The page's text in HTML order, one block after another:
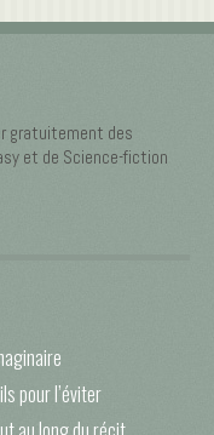
gratuitement des
et de Science-fiction
pour l’éviter